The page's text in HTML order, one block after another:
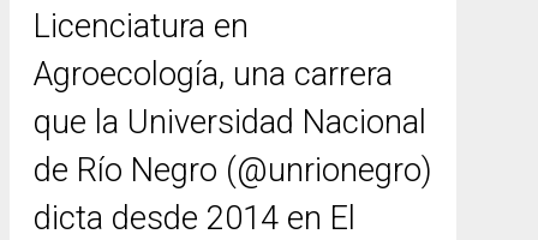
Licenciatura en
Agroecología, una carrera
que la Universidad Nacional
de Río Negro (@unrionegro)
dicta desde 2014 en El